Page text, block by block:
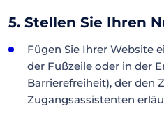
5. Stellen Sie Ihren
Fügen Sie Ihrer Website
der Fußzeile oder in der
Barrierefreiheit), der den
Zugangsassistenten